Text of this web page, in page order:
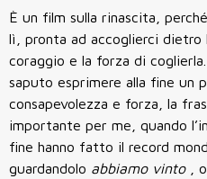
È un film sulla rinascita,
lì, pronta ad accoglierci dietro
coraggio e la forza di
saputo esprimere alla fine un
consapevolezza e forza, la
importante per me, quando
fine hanno fatto il record
guardandolo abbiamo vinto
,